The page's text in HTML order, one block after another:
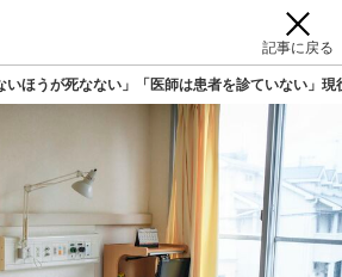
記事に戻る
いほうが死なない」「医師は患者を診ていない」